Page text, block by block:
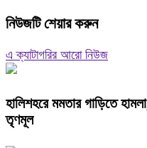
নিউজটি শেয়ার করুন
এ ক্যাটাগরির আরো নিউজ
হালিশহরে মমতার গাড়িতে
তৃণমূল